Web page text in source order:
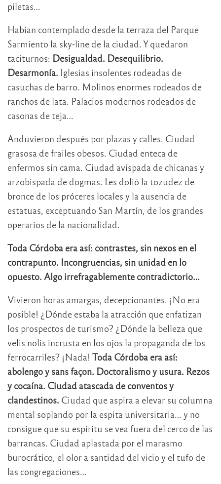
piletas…
Habían contemplado desde la terraza del Parque
Sarmiento la sky-line de la ciudad. Y quedaron
taciturnos: Desigualdad. Desequilibrio.
Desarmonía. Iglesias insolentes rodeadas de
casuchas de barro. Molinos enormes rodeados de
ranchos de lata. Palacios modernos rodeados de
casonas de teja…
Anduvieron después por plazas y calles. Ciudad
grasosa de frailes obesos. Ciudad enteca de
enfermos sin cama. Ciudad avispada de chicanas y
arzobispada de dogmas. Les dolió la tozudez de
bronce de los próceres locales y la ausencia de
estatuas, exceptuando San Martín, de los grandes
operarios de la nacionalidad.
Toda Córdoba era así: contrastes, sin nexos en el
contrapunto. Incongruencias, sin unidad en lo
opuesto. Algo irrefragablemente contradictorio…
Vivieron horas amargas, decepcionantes. ¡No era
posible! ¿Dónde estaba la atracción que enfatizan
los prospectos de turismo? ¿Dónde la belleza que
velis nolis incrusta en los ojos la propaganda de los
ferrocarriles? ¡Nada! Toda Córdoba era así:
abolengo y sans façon. Doctoralismo y usura. Rezos
y cocaína. Ciudad atascada de conventos y
clandestinos. Ciudad que aspira a elevar su columna
mental soplando por la espita universitaria… y no
consigue que su espíritu se vea fuera del cerco de las
barrancas. Ciudad aplastada por el marasmo
burocrático, el olor a santidad del vicio y el tufo de
las congregaciones…